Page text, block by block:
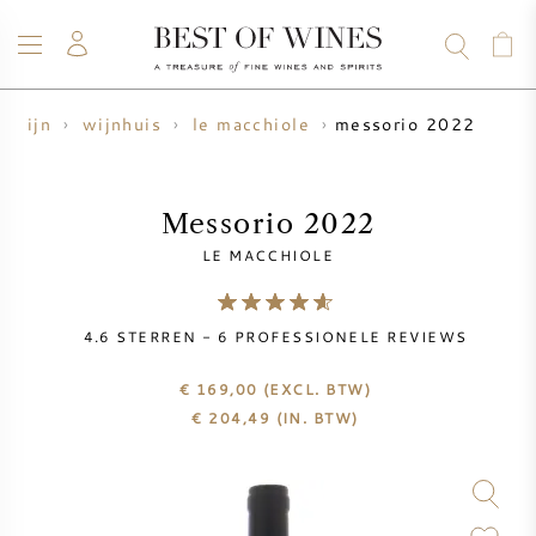
WIJN
NIEUW BINNEN
CHAMPAGNE
WHISKY
RUM
STERKE DRANK
SALE
WHISKY SALE
UW WIJN VERKOPEN
BLOG
OVER ONS
wijn wijnhuis le macchiole messorio 2022
Messorio 2022
LE MACCHIOLE
4.6 STERREN - 6 PROFESSIONELE REVIEWS
€ 169,00 (EXCL. BTW)
€ 204,49 (IN. BTW)